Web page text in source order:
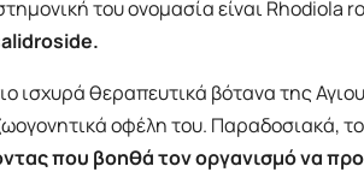
του ονομασία είναι Rhodiola
ισχυρά θεραπευτικά βότανα της
οφέλη του. Παραδοσιακά,
που βοηθά τον οργανισμό να